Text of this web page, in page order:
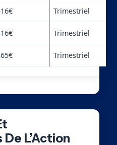
Trimestriel
Trimestriel
Trimestriel
L’Action